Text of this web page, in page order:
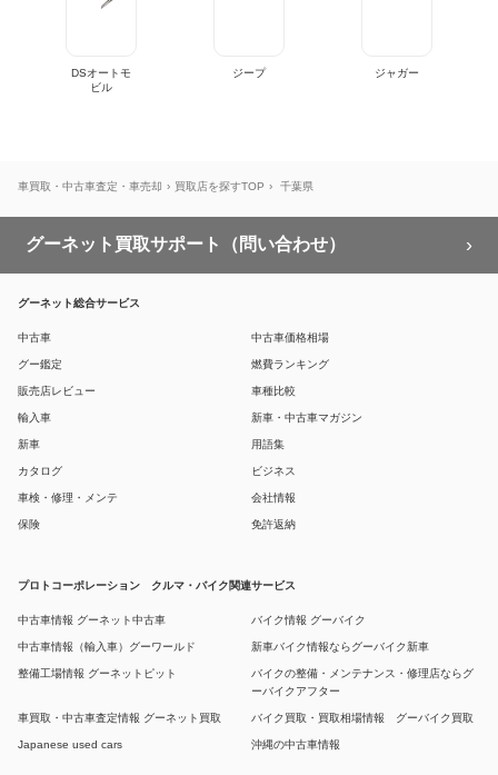
DSオートモ
ビル
ジープ ジャガー
車買取・中古車査定・車売却 買取店を探すTOP 千葉県
グーネット買取サポート（問い合わせ）
グーネット総合サービス
中古車 中古車価格相場
グー鑑定 燃費ランキング
販売店レビュー 車種比較
輸入車 新車・中古車マガジン
新車 用語集
カタログ ビジネス
車検・修理・メンテ 会社情報
保険 免許返納
プロトコーポレーション クルマ・バイク関連サービス
中古車情報 グーネット中古車 バイク情報 グーバイク
中古車情報（輸入車）グーワールド 新車バイク情報ならグーバイク新車
整備工場情報 グーネットピット
バイクの整備・メンテナンス・修理店ならグ
ーバイクアフター
車買取・中古車査定情報 グーネット買取 バイク買取・買取相場情報 グーバイク買取
Japanese used cars 沖縄の中古車情報